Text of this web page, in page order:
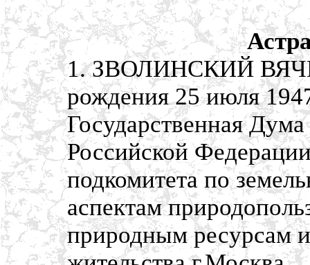
1. ЗВОЛИНСКИЙ
рождения 25 июля
Государственная
Российской
подкомитета по
аспектам
природным ресурсам